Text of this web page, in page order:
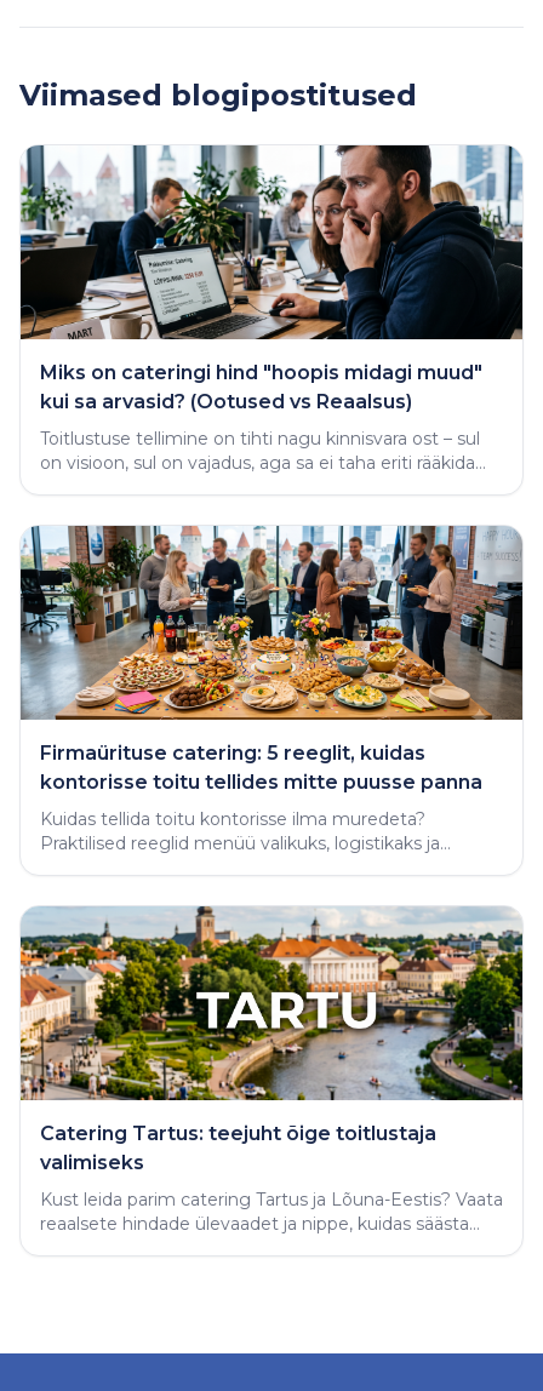
Viimased blogipostitused
Miks on cateringi hind "hoopis midagi muud"
kui sa arvasid? (Ootused vs Reaalsus)
Toitlustuse tellimine on tihti nagu kinnisvara ost – sul
on visioon, sul on vajadus, aga sa ei taha eriti rääkida
Firmaürituse catering: 5 reeglit, kuidas
kontorisse toitu tellides mitte puusse panna
Kuidas tellida toitu kontorisse ilma muredeta?
Praktilised reeglid menüü valikuks, logistikaks ja
Catering Tartus: teejuht õige toitlustaja
valimiseks
Kust leida parim catering Tartus ja Lõuna-Eestis? Vaata
reaalsete hindade ülevaadet ja nippe, kuidas säästa